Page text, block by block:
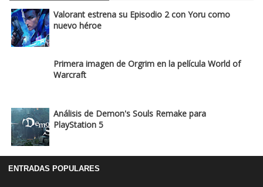
Valorant estrena su Episodio 2 con Yoru como
nuevo héroe
Primera imagen de Orgrim en la película World of
Warcraft
Análisis de Demon's Souls Remake para
PlayStation 5
ENTRADAS POPULARES